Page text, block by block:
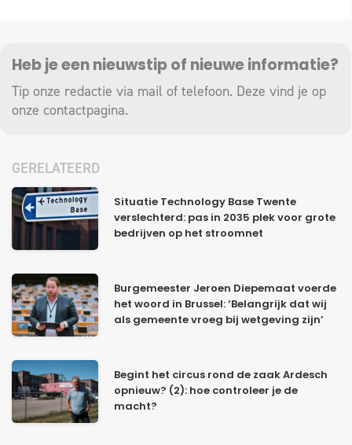
Heb je een nieuwstip of nieuwe informatie?
Tip onze redactie via mail of telefoon. Deze vind je op
onze contactpagina.
GERELATEERD
Situatie Technology Base Twente
verslechterd: pas in 2035 plek voor grote
bedrijven op het stroomnet
Burgemeester Jeroen Diepemaat voerde
het woord in Brussel: ‘Belangrijk dat wij
als gemeente vroeg bij wetgeving zijn’
Begint het circus rond de zaak Ardesch
opnieuw? (2): hoe controleer je de
macht?